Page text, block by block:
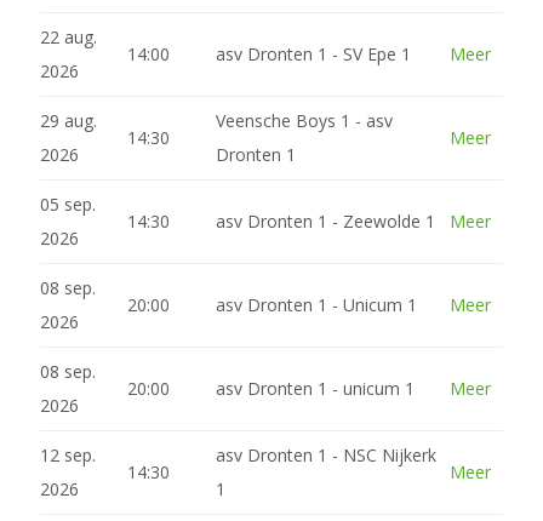
22 aug.
2026
14:00 asv Dronten 1 - SV Epe 1 Meer
29 aug.
2026
14:30
Veensche Boys 1 - asv
Dronten 1
Meer
05 sep.
2026
14:30 asv Dronten 1 - Zeewolde 1 Meer
08 sep.
2026
20:00 asv Dronten 1 - Unicum 1 Meer
08 sep.
2026
20:00 asv Dronten 1 - unicum 1 Meer
12 sep.
2026
14:30
asv Dronten 1 - NSC Nijkerk
1
Meer